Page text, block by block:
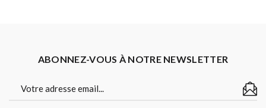
ABONNEZ-VOUS À NOTRE NEWSLETTER